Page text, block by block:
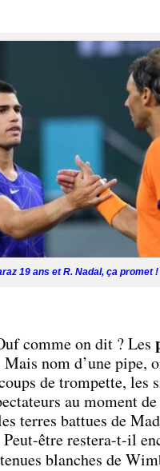
19 ans et R. Nadal, ça promet !
comme on dit ? Les
Mais nom d’une pipe,
de trompette, les
au moment
terres battues de
être restera-t-il
blanches de